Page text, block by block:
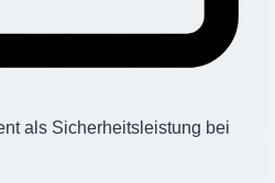
als Sicherheitsleistung bei